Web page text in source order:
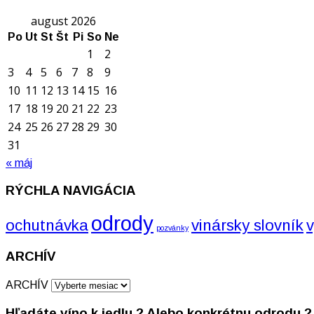
august 2026
Po Ut St Št Pi So Ne
1
2
3
4 5 6 7 8
9
10 11 12 13 14 15 16
17 18 19 20 21 22 23
24 25 26 27 28 29 30
31
« máj
RÝCHLA NAVIGÁCIA
ochutnávka odrody pozvánky vinársky slovník
ARCHÍV
ARCHÍV